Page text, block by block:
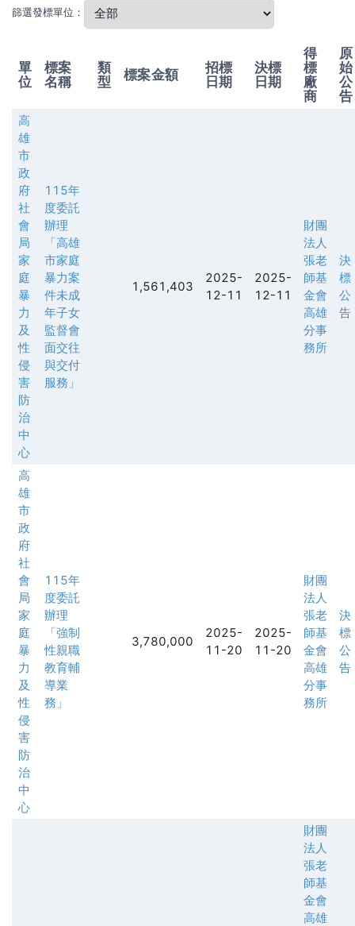
篩選發標單位：
單
位
標案
名稱
類
型
標案金額
招標
日期
決標
日期
得
標
廠
商
原
始
公
告
高
雄
市
政
府
社
會
局
家
庭
暴
力
及
性
侵
害
防
治
中
心
115年
度委託
辦理
「高雄
市家庭
暴力案
件未成
年子女
監督會
面交往
與交付
服務」
1,561,403
2025-
12-11
2025-
12-11
財團
法人
張老
師基
金會
高雄
分事
務所
決
標
公
告
高
雄
市
政
府
社
會
局
家
庭
暴
力
及
性
侵
害
防
治
中
心
115年
度委託
辦理
「強制
性親職
教育輔
導業
務」
3,780,000
2025-
11-20
2025-
11-20
財團
法人
張老
師基
金會
高雄
分事
務所
決
標
公
告
財團
法人
張老
師基
金會
高雄